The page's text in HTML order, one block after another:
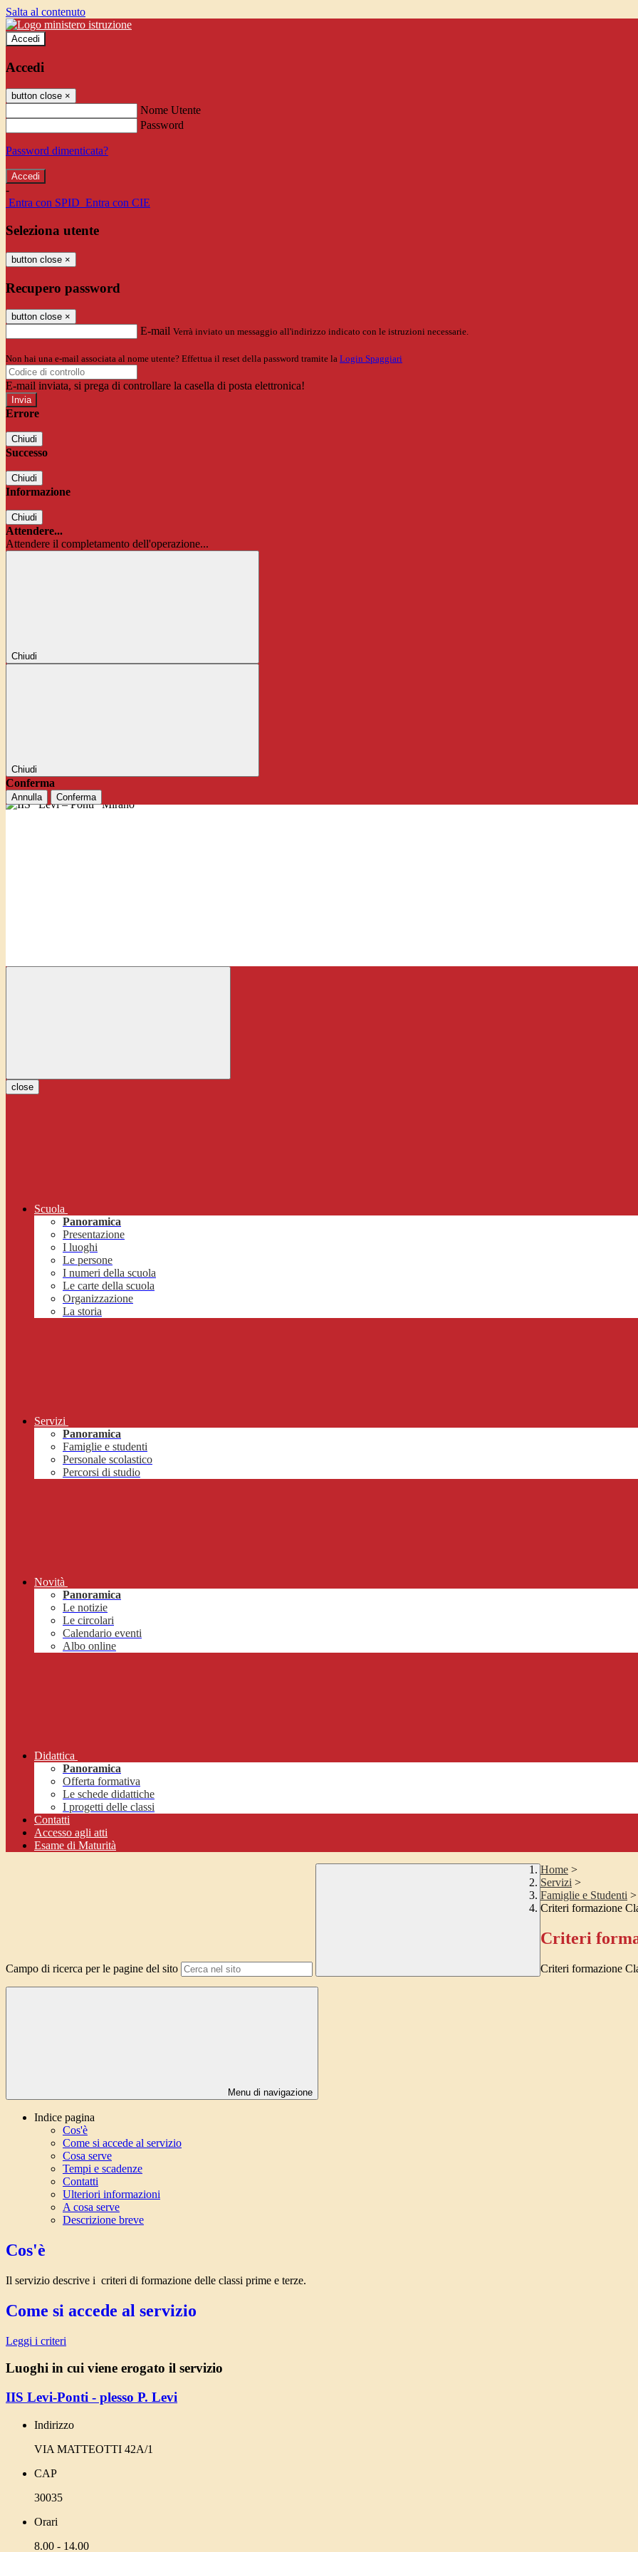
Salta al contenuto
Accedi
Accedi
button close ×
Nome Utente
Password
Password dimenticata?
-
Entra con SPID Entra con CIE
Seleziona utente
button close ×
Recupero password
button close ×
E-mail Verrà inviato un messaggio all'indirizzo indicato con le istruzioni necessarie.
Non hai una e-mail associata al nome utente? Effettua il reset della password tramite la Login Spaggiari
E-mail inviata, si prega di controllare la casella di posta elettronica!
Errore
Chiudi
Successo
Chiudi
Informazione
Chiudi
Attendere...
Attendere il completamento dell'operazione...
Chiudi
Chiudi
Conferma
Annulla Conferma
close
Scuola
Panoramica
Presentazione
I luoghi
Le persone
I numeri della scuola
Le carte della scuola
Organizzazione
La storia
Servizi
Panoramica
Famiglie e studenti
Personale scolastico
Percorsi di studio
Novità
Panoramica
Le notizie
Le circolari
Calendario eventi
Albo online
Didattica
Panoramica
Offerta formativa
Le schede didattiche
I progetti delle classi
Contatti
Accesso agli atti
Esame di Maturità
Campo di ricerca per le pagine del sito
Home >
Servizi >
Famiglie e Studenti >
Criteri formazione
Criteri
Criteri formazione
Menu di navigazione
Indice pagina
Cos'è
Come si accede al servizio
Cosa serve
Tempi e scadenze
Contatti
Ulteriori informazioni
A cosa serve
Descrizione breve
Cos'è
Il servizio descrive i criteri di formazione delle classi prime e terze.
Come si accede al servizio
Leggi i criteri
Luoghi in cui viene erogato il servizio
IIS Levi-Ponti - plesso P. Levi
Indirizzo
VIA MATTEOTTI 42A/1
CAP
30035
Orari
8.00 - 14.00